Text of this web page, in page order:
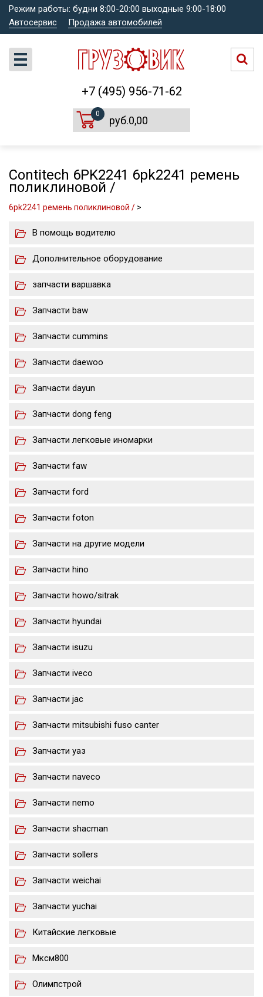
Режим работы: будни 8:00-20:00 выходные 9:00-18:00
Автосервис
Продажа автомобилей
+7 (495) 956-71-62
0
руб.0,00
Contitech 6PK2241 6pk2241 ремень
поликлиновой /
6pk2241 ремень поликлиновой / >
В помощь водителю
Дополнительное оборудование
запчасти варшавка
Запчасти baw
Запчасти cummins
Запчасти daewoo
Запчасти dayun
Запчасти dong feng
Запчасти легковые иномарки
Запчасти faw
Запчасти ford
Запчасти foton
Запчасти на другие модели
Запчасти hino
Запчасти howo/sitrak
Запчасти hyundai
Запчасти isuzu
Запчасти iveco
Запчасти jac
Запчасти mitsubishi fuso canter
Запчасти уаз
Запчасти naveco
Запчасти nemo
Запчасти shacman
Запчасти sollers
Запчасти weichai
Запчасти yuchai
Китайские легковые
Мксм800
Олимпстрой